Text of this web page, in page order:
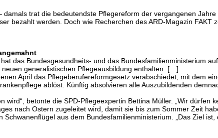
trat die bedeutendste Pflegereform der vergangenen
bezahlt werden. Doch wie Recherchen des ARD-Magazin FAKT
das Bundesgesundheits- und das Bundesfamilienministerium
generalistischen Pflegeausbildung enthalten. […]
April das Pflege­berufereformgesetz verabschiedet, mit dem
ablöst. Künftig absolvieren alle Auszubildenden
wird“, betonte die SPD-Pflegeexpertin Bettina Müller. „Wir dürfen
nach Ostern zugeleitet wird, damit sie bis zum Sommer Zeit
Schwanenflügel aus dem Bundesfamilienministerium. „Das Ziel